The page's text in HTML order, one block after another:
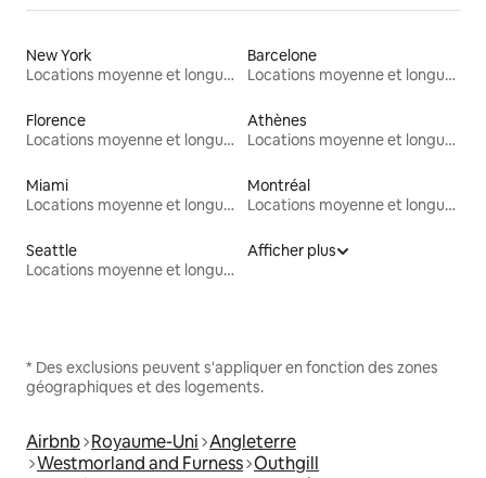
New York
Locations moyenne et longue durée
Barcelone
Locations moyenne et longue durée
Florence
Locations moyenne et longue durée
Athènes
Locations moyenne et longue durée
Miami
Locations moyenne et longue durée
Montréal
Locations moyenne et longue durée
Seattle
Locations moyenne et longue durée
Afficher plus
* Des exclusions peuvent s'appliquer en fonction des zones
géographiques et des logements.
Airbnb Royaume-Uni Angleterre
Westmorland and Furness Outhgill